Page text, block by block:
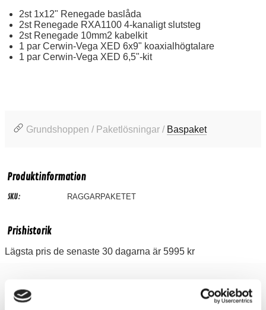
2st 1x12" Renegade baslåda
2st Renegade RXA1100 4-kanaligt slutsteg
2st Renegade 10mm2 kabelkit
1 par Cerwin-Vega XED 6x9" koaxialhögtalare
1 par Cerwin-Vega XED 6,5"-kit
Grundshoppen / Paketlösningar / Baspaket
Produktinformation
SKU: RAGGARPAKETET
Prishistorik
Lägsta pris de senaste 30 dagarna är 5995 kr